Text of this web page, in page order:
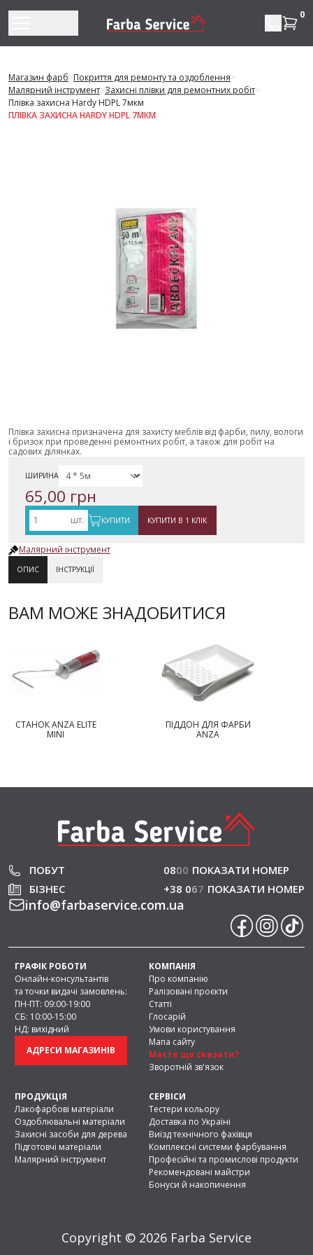
0
Магазин фарб>Покриття для ремонту та оздоблення>
Малярний інструмент>Захисні плівки для ремонтних робіт>
Плівка захисна Hardy HDPL 7мкм
ПЛІВКА ЗАХИСНА HARDY HDPL 7МКМ
Плівка захисна призначена для захисту меблів від фарби, пилу, вологи
і бризок при проведенні ремонтних робіт, а також для робіт на
садових ділянках.
ШИРИНА
65,00 грн
шт. КУПИТИ КУПИТИ В 1 КЛІК
Малярний інструмент
ОПИС ІНСТРУКЦІЇ
ВАМ МОЖЕ ЗНАДОБИТИСЯ
СТАНОК ANZA ELITE
MINI
ПІДДОН ДЛЯ ФАРБИ
ANZA
ПОБУТ 0800 ПОКАЗАТИ НОМЕР
БІЗНЕС
+38 067 ПОКАЗАТИ НОМЕР
info@farbaservice.com.ua
КОМПАНІЯ
Про компанію
Ралізовані проєкти
Статті
Глосарій
Умови користування
Мапа сайту
Маєте що сказати?
Зворотній зв'язок
ПРОДУКЦІЯ
Лакофарбові матеріали
Оздоблювальні матеріали
Захисні засоби для дерева
Підготовчі матеріали
Малярний інструмент
СЕРВІСИ
Тестери кольору
Доставка по Україні
Виїзд технічного фахівця
Комплексні системи фарбування
Професійні та промислові продукти
Рекомендовані майстри
Бонуси й накопичення
ГРАФІК РОБОТИ
Онлайн-консультантів
та точки видачі замовлень:
ПН-ПТ: 09:00-19:00
СБ: 10:00-15:00
НД: вихідний
АДРЕСИ МАГАЗИНІВ
Copyright © 2026 Farba Service